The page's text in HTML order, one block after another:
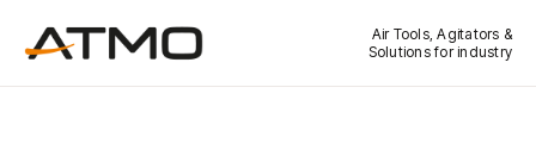
Air Tools, Agitators &
Solutions for industry